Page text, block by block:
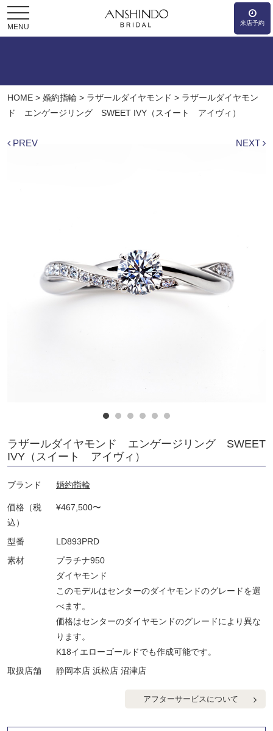
MENU 来店予約
HOME > 婚約指輪 > ラザールダイヤモンド > ラザールダイヤモン
ド エンゲージリング SWEET IVY（スイート アイヴィ）
ラザールダイヤモンド エンゲージリング SWEET
IVY（スイート アイヴィ）
ブランド 婚約指輪
価格（税
込）
¥467,500〜
型番
LD893PRD
素材
プラチナ950
ダイヤモンド
このモデルはセンターのダイヤモンドのグレードを選
べます。
価格はセンターのダイヤモンドのグレードにより異な
ります。
K18イエローゴールドでも作成可能です。
取扱店舗
静岡本店 浜松店 沼津店
アフターサービスについて
PREV NEXT